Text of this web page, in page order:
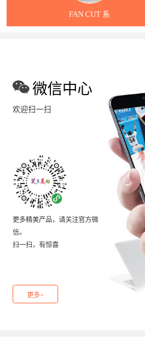
FAN CUT 系
微信中心
欢迎扫一扫
更多精美产品，请关注官方微
信。
扫一扫，有惊喜
更多+